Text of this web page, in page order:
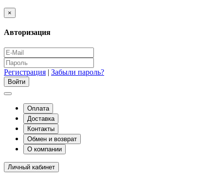
×
Авторизация
Регистрация | Забыли пароль?
Оплата
Доставка
Контакты
Обмен и возврат
О компании
Личный кабинет